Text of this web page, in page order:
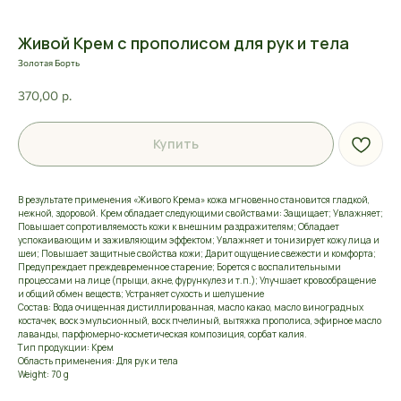
Живой Крем с прополисом для рук и тела
Золотая Борть
370,00 р.
Купить
В результате применения «Живого Крема» кожа мгновенно становится гладкой,
нежной, здоровой. Крем обладает следующими свойствами: Защищает; Увлажняет;
Повышает сопротивляемость кожи к внешним раздражителям; Обладает
успокаивающим и заживляющим эффектом; Увлажняет и тонизирует кожу лица и
шеи; Повышает защитные свойства кожи; Дарит ощущение свежести и комфорта;
Предупреждает преждевременное старение; Борется с воспалительными
процессами на лице (прыщи, акне, фурункулез и т.п.); Улучшает кровообращение
и общий обмен веществ; Устраняет сухость и шелушение
Состав: Вода очищенная дистиллированная, масло какао, масло виноградных
костачек, воск эмульсионный, воск пчелиный, вытяжка прополиса, эфирное масло
лаванды, парфюмерно-косметическая композиция, сорбат калия.
Тип продукции: Крем
Область применения: Для рук и тела
Weight: 70 g